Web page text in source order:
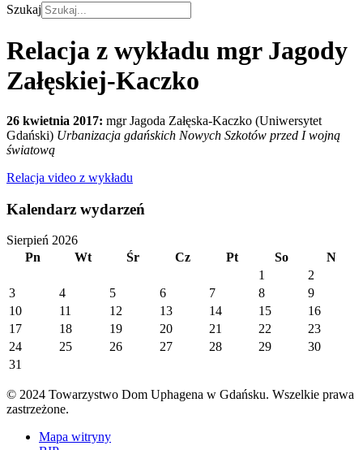
Szukaj
Relacja z wykładu mgr Jagody
Załęskiej-Kaczko
26 kwietnia 2017: mgr Jagoda Załęska-Kaczko (Uniwersytet
Gdański) Urbanizacja gdańskich Nowych Szkotów przed I wojną
światową
Relacja video z wykładu
Kalendarz wydarzeń
Sierpień 2026
Pn
Wt Śr Cz Pt So
N
1
2
3
4 5 6 7 8
9
10
11 12 13 14 15
16
17
18 19 20 21 22
23
24
25 26 27 28 29
30
31
© 2024 Towarzystwo Dom Uphagena w Gdańsku. Wszelkie prawa
zastrzeżone.
Mapa witryny